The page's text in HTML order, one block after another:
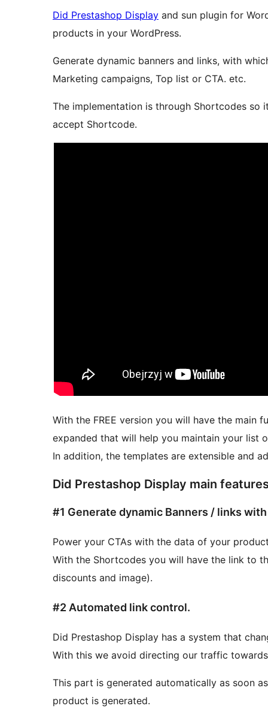
Did Prestashop Display and sun plugin for
products in your WordPress.
Generate dynamic banners and links, with
Marketing campaigns, Top list or CTA. etc.
The implementation is through Shortcodes so
accept Shortcode.
With the FREE version you will have the main
expanded that will help you maintain your list
In addition, the templates are extensible and
Did Prestashop Display main
#1 Generate dynamic Banners / links
Power your CTAs with the data of your
With the Shortcodes you will have the link to
discounts and image).
#2 Automated link control.
Did Prestashop Display has a system that
With this we avoid directing our traffic
This part is generated automatically as soon
product is generated.